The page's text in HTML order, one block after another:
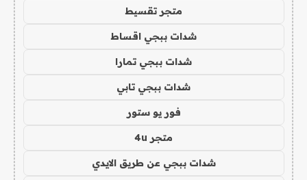
متجر تقسيط
شدات ببجي اقساط
شدات ببجي تمارا
شدات ببجي تابي
فور يو ستور
متجر 4u
شدات ببجي عن طريق الايدي